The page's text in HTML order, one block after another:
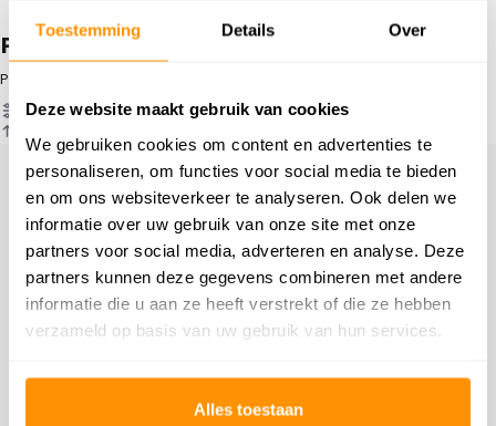
Toestemming Details Over
Deze website maakt gebruik van cookies
We gebruiken cookies om content en advertenties te
personaliseren, om functies voor social media te bieden
en om ons websiteverkeer te analyseren. Ook delen we
informatie over uw gebruik van onze site met onze
partners voor social media, adverteren en analyse. Deze
partners kunnen deze gegevens combineren met andere
informatie die u aan ze heeft verstrekt of die ze hebben
verzameld op basis van uw gebruik van hun services.
Alles toestaan
Producten getagd met Harirud
Producten
Filter
Hulp nodig?
Neem contact op met onze
klantenservice
Informatie over het terugsturen